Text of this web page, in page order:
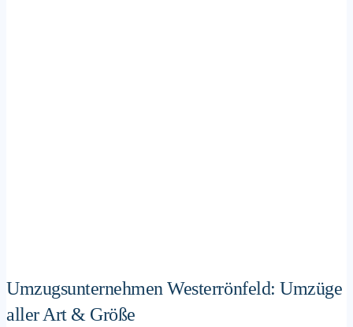
Umzugsunternehmen Westerrönfeld: Umzüge
aller Art & Größe